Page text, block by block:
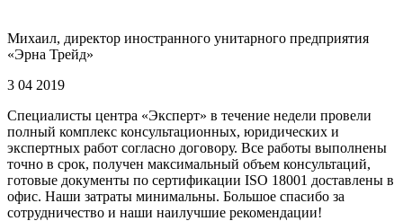
Михаил, директор иностранного унитарного предприятия
«Эрна Трейд»
3 04 2019
Специалисты центра «Эксперт» в течение недели провели
полный комплекс консультационных, юридических и
экспертных работ согласно договору. Все работы выполнены
точно в срок, получен максимальный объем консультаций,
готовые документы по сертификации ISO 18001 доставлены в
офис. Наши затраты минимальны. Большое спасибо за
сотрудничество и наши наилучшие рекомендации!